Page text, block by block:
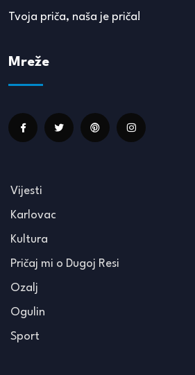
Tvoja priča, naša je priča!
Mreže
Vijesti
Karlovac
Kultura
Pričaj mi o Dugoj Resi
Ozalj
Ogulin
Sport